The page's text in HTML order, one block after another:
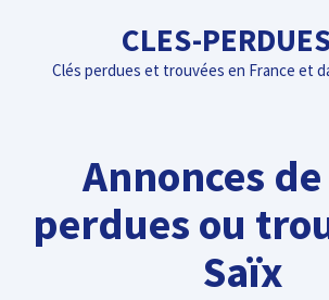
contenu
CLES-
Clés perdues et trouvées en France et
Annonces
perdues ou
Saïx